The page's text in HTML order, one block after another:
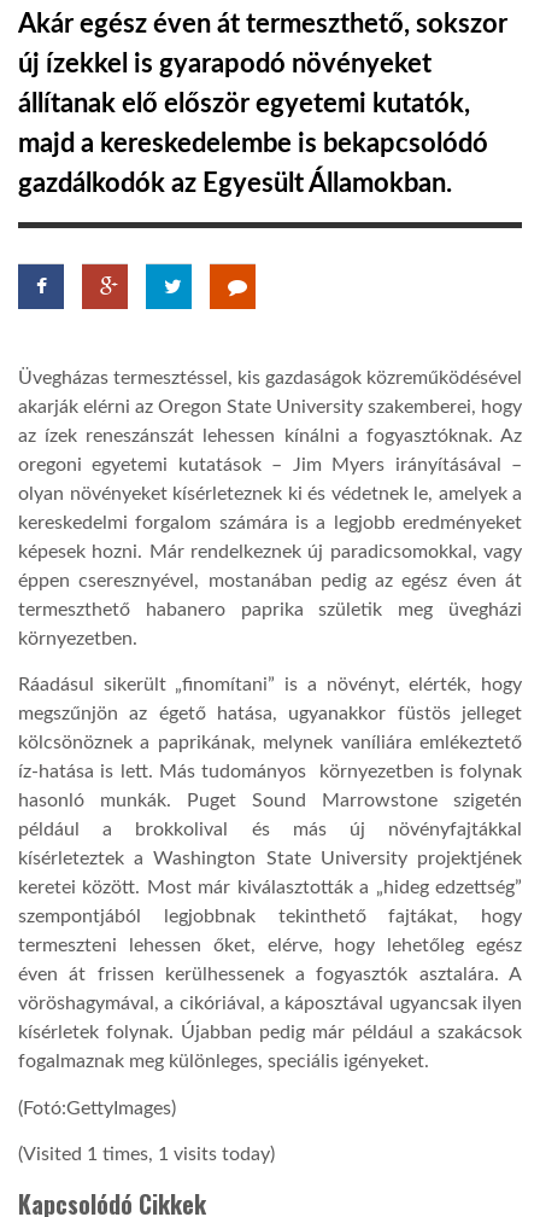
HÍR3D
TROPICALMAGAZIN
AFRIKA TUDÁSTÁR
A NAP SZÉPE
LINKTR.EE
DOBRAVERO.HU
GLOBOBOOK
Akár egész éven át termeszthető, sokszor
új ízekkel is gyarapodó növényeket
állítanak elő először egyetemi kutatók,
majd a kereskedelembe is bekapcsolódó
gazdálkodók az Egyesült Államokban.
Üvegházas termesztéssel, kis gazdaságok közreműködésével
akarják elérni az Oregon State University szakemberei, hogy
az ízek reneszánszát lehessen kínálni a fogyasztóknak. Az
oregoni egyetemi kutatások – Jim Myers irányításával –
olyan növényeket kísérleteznek ki és védetnek le, amelyek a
kereskedelmi forgalom számára is a legjobb eredményeket
képesek hozni. Már rendelkeznek új paradicsomokkal, vagy
éppen cseresznyével, mostanában pedig az egész éven át
termeszthető habanero paprika születik meg üvegházi
környezetben.
Ráadásul sikerült „finomítani” is a növényt, elérték, hogy
megszűnjön az égető hatása, ugyanakkor füstös jelleget
kölcsönöznek a paprikának, melynek vaníliára emlékeztető
íz-hatása is lett. Más tudományos környezetben is folynak
hasonló munkák. Puget Sound Marrowstone szigetén
például a brokkolival és más új növényfajtákkal
kísérleteztek a Washington State University projektjének
keretei között. Most már kiválasztották a „hideg edzettség”
szempontjából legjobbnak tekinthető fajtákat, hogy
termeszteni lehessen őket, elérve, hogy lehetőleg egész
éven át frissen kerülhessenek a fogyasztók asztalára. A
vöröshagymával, a cikóriával, a káposztával ugyancsak ilyen
kísérletek folynak. Újabban pedig már például a szakácsok
fogalmaznak meg különleges, speciális igényeket.
(Fotó:GettyImages)
(Visited 1 times, 1 visits today)
Kapcsolódó Cikkek